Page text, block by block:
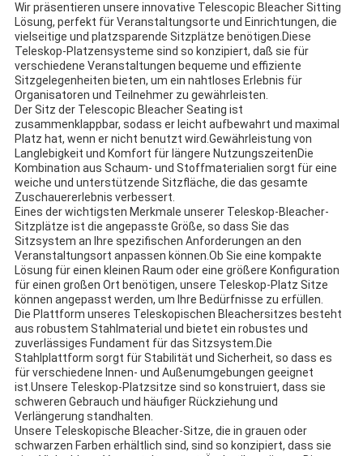
Wir präsentieren unsere innovative Telescopic Bleacher Sitting
Lösung, perfekt für Veranstaltungsorte und Einrichtungen, die
vielseitige und platzsparende Sitzplätze benötigen.Diese
Teleskop-Platzensysteme sind so konzipiert, daß sie für
verschiedene Veranstaltungen bequeme und effiziente
Sitzgelegenheiten bieten, um ein nahtloses Erlebnis für
Organisatoren und Teilnehmer zu gewährleisten.
Der Sitz der Telescopic Bleacher Seating ist
zusammenklappbar, sodass er leicht aufbewahrt und maximal
Platz hat, wenn er nicht benutzt wird.Gewährleistung von
Langlebigkeit und Komfort für längere NutzungszeitenDie
Kombination aus Schaum- und Stoffmaterialien sorgt für eine
weiche und unterstützende Sitzfläche, die das gesamte
Zuschauererlebnis verbessert.
Eines der wichtigsten Merkmale unserer Teleskop-Bleacher-
Sitzplätze ist die angepasste Größe, so dass Sie das
Sitzsystem an Ihre spezifischen Anforderungen an den
Veranstaltungsort anpassen können.Ob Sie eine kompakte
Lösung für einen kleinen Raum oder eine größere Konfiguration
für einen großen Ort benötigen, unsere Teleskop-Platz Sitze
können angepasst werden, um Ihre Bedürfnisse zu erfüllen.
Die Plattform unseres Teleskopischen Bleachersitzes besteht
aus robustem Stahlmaterial und bietet ein robustes und
zuverlässiges Fundament für das Sitzsystem.Die
Stahlplattform sorgt für Stabilität und Sicherheit, so dass es
für verschiedene Innen- und Außenumgebungen geeignet
ist.Unsere Teleskop-Platzsitze sind so konstruiert, dass sie
schweren Gebrauch und häufiger Rückziehung und
Verlängerung standhalten.
Unsere Teleskopische Bleacher-Sitze, die in grauen oder
schwarzen Farben erhältlich sind, sind so konzipiert, dass sie